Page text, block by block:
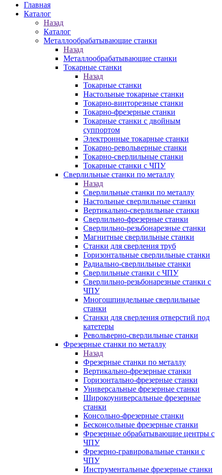
Главная
Каталог
Назад
Каталог
Металлообрабатывающие станки
Назад
Металлообрабатывающие станки
Токарные станки
Назад
Токарные станки
Настольные токарные станки
Токарно-винторезные станки
Токарно-фрезерные станки
Токарные станки с двойным
суппортом
Электронные токарные станки
Токарно-револьверные станки
Токарно-сверлильные станки
Токарные станки с ЧПУ
Сверлильные станки по металлу
Назад
Сверлильные станки по металлу
Настольные сверлильные станки
Вертикально-сверлильные станки
Сверлильно-фрезерные станки
Сверлильно-резьбонарезные станки
Магнитные сверлильные станки
Станки для сверления труб
Горизонтальные сверлильные станки
Радиально-сверлильные станки
Сверлильные станки с ЧПУ
Сверлильно-резьбонарезные станки с
ЧПУ
Многошпиндельные сверлильные
станки
Станки для сверления отверстий под
катетеры
Револьверно-сверлильные станки
Фрезерные станки по металлу
Назад
Фрезерные станки по металлу
Вертикально-фрезерные станки
Горизонтально-фрезерные станки
Универсальные фрезерные станки
Широкоуниверсальные фрезерные
станки
Консольно-фрезерные станки
Бесконсольные фрезерные станки
Фрезерные обрабатывающие центры с
ЧПУ
Фрезерно-гравировальные станки с
ЧПУ
Инструментальные фрезерные станки